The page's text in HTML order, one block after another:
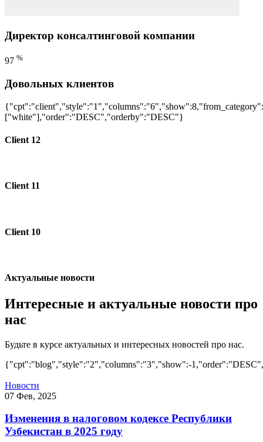
Директор консалтинговой компании
97 %
Довольных клиентов
{"cpt":"client","style":"1","columns":"6","show":8,"from_category":
["white"],"order":"DESC","orderby":"DESC"}
Client 12
Client 11
Client 10
Актуальные новости
Интересные и актуальные новости про
нас
Будьте в курсе актуальных и интересных новостей про нас.
{"cpt":"blog","style":"2","columns":"3","show":-
Новости
07 Фев, 2025
Изменения в налоговом кодексе Республики
Узбекистан в 2025 году